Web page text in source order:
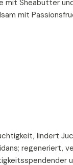
mit Sheabutter
mit
lindert
regeneriert,